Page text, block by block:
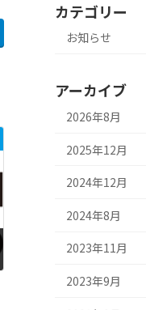
カテゴリー
お知らせ
アーカイブ
2026年8月
2025年12月
2024年12月
2024年8月
2023年11月
2023年9月